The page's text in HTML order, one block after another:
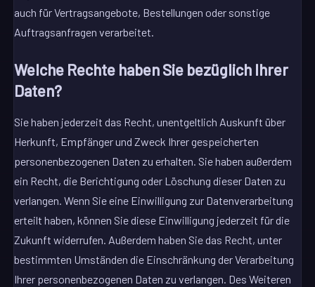
auch für Vertragsangebote, Bestellungen oder sonstige
Auftragsanfragen verarbeitet.
Welche Rechte haben Sie bezüglich Ihrer
Daten?
Sie haben jederzeit das Recht, unentgeltlich Auskunft über
Herkunft, Empfänger und Zweck Ihrer gespeicherten
personenbezogenen Daten zu erhalten. Sie haben außerdem
ein Recht, die Berichtigung oder Löschung dieser Daten zu
verlangen. Wenn Sie eine Einwilligung zur Datenverarbeitung
erteilt haben, können Sie diese Einwilligung jederzeit für die
Zukunft widerrufen. Außerdem haben Sie das Recht, unter
bestimmten Umständen die Einschränkung der Verarbeitung
Ihrer personenbezogenen Daten zu verlangen. Des Weiteren